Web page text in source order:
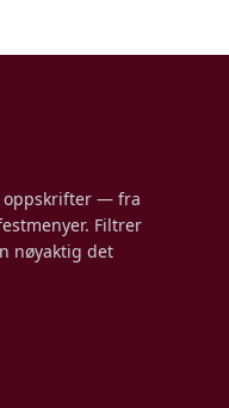
oppskrifter — fra
Filtrer
nøyaktig det